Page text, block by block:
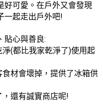
好可愛。在戶外又會發現
一起走出戶外吧!
貼心與善良:
(都比我家乾淨了)使用起
材會壞掉，提供了冰箱供
還有誠實商店呢!